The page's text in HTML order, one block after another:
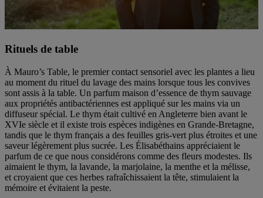
Rituels de table
À Mauro’s Table, le premier contact sensoriel avec les plantes a lieu
au moment du rituel du lavage des mains lorsque tous les convives
sont assis à la table. Un parfum maison d’essence de thym sauvage
aux propriétés antibactériennes est appliqué sur les mains via un
diffuseur spécial. Le thym était cultivé en Angleterre bien avant le
XVIe siècle et il existe trois espèces indigènes en Grande-Bretagne,
tandis que le thym français a des feuilles gris-vert plus étroites et une
saveur légèrement plus sucrée. Les Élisabéthains appréciaient le
parfum de ce que nous considérons comme des fleurs modestes. Ils
aimaient le thym, la lavande, la marjolaine, la menthe et la mélisse,
et croyaient que ces herbes rafraîchissaient la tête, stimulaient la
mémoire et évitaient la peste.